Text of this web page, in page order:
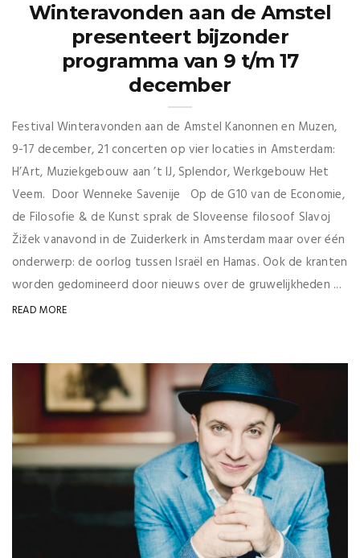
Winteravonden aan de Amstel
presenteert bijzonder
programma van 9 t/m 17
december
Festival Winteravonden aan de Amstel Kanonnen en Muzen,
9-17 december, 21 concerten op vier locaties in Amsterdam:
H’Art, Muziekgebouw aan ’t IJ, Splendor, Werkgebouw Het
Veem. Door Wenneke Savenije Op de G10 van de Economie,
de Filosofie & de Kunst sprak de Sloveense filosoof Slavoj
Žižek vanavond in de Zuiderkerk in Amsterdam maar over één
onderwerp: de oorlog tussen Israël en Hamas. Ook de kranten
worden gedomineerd door nieuws over de gruwelijkheden ...
READ MORE